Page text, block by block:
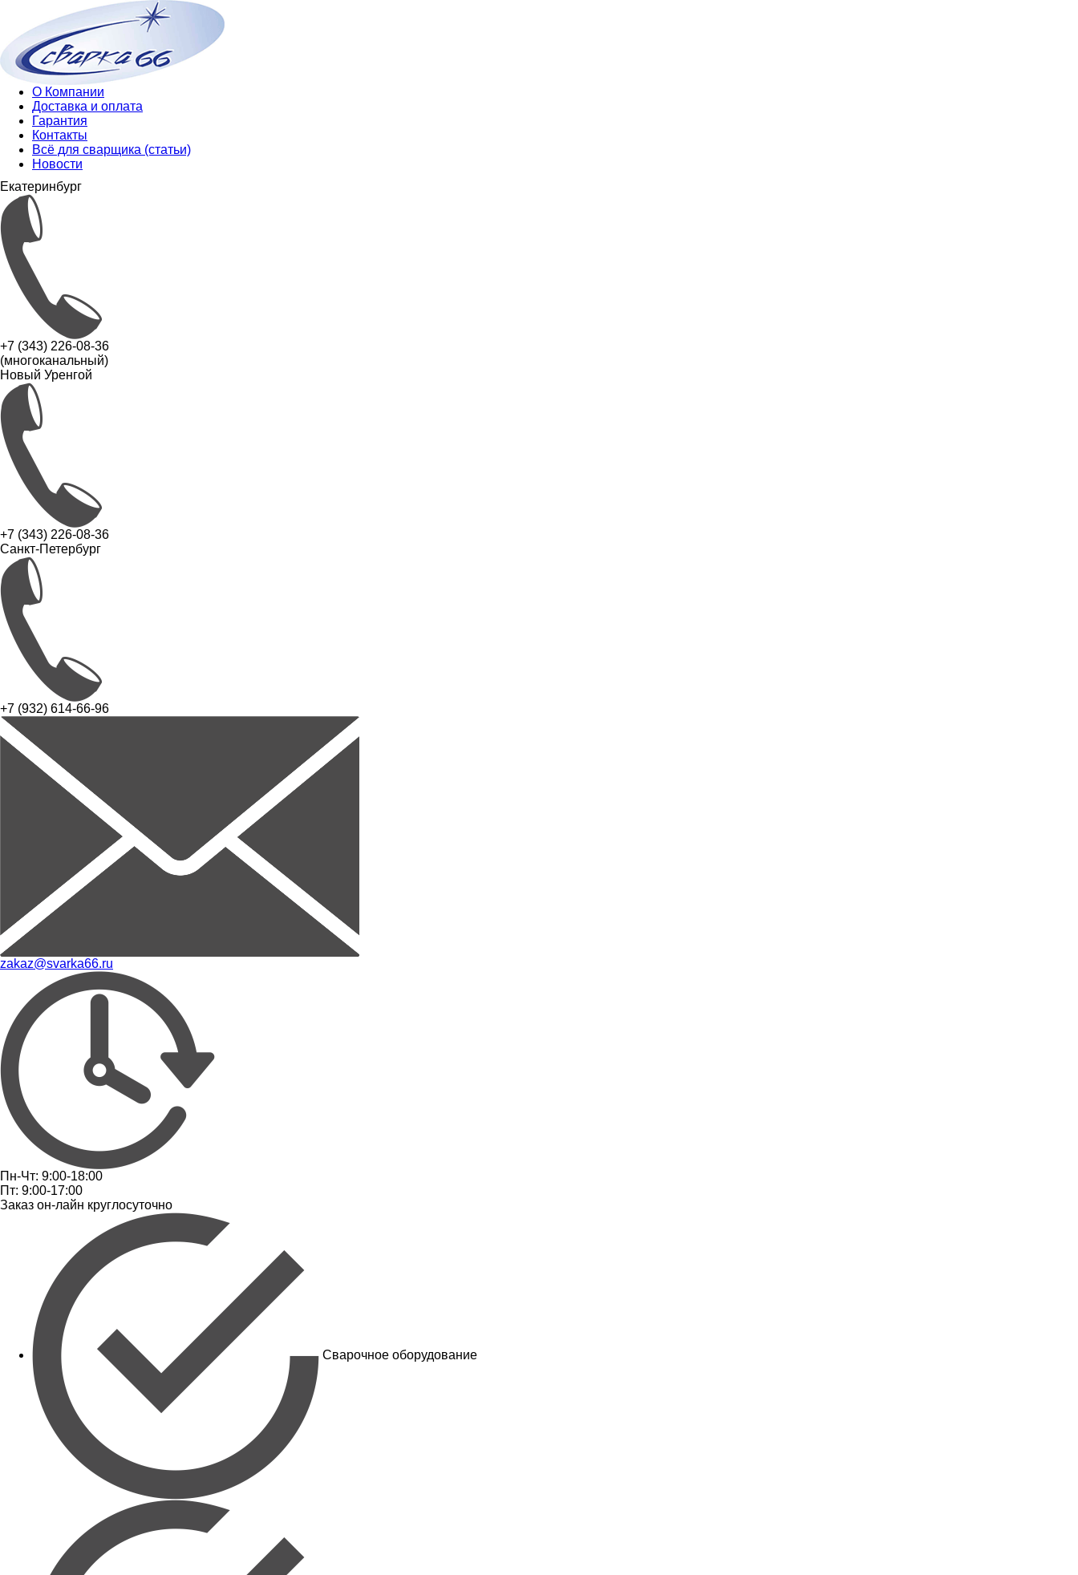
О Компании
Доставка и оплата
Гарантия
Контакты
Всё для сварщика (статьи)
Новости
Екатеринбург
+7 (343) 226-08-36
(многоканальный)
Новый Уренгой
+7 (343) 226-08-36
Санкт-Петербург
+7 (932) 614-66-96
zakaz@svarka66.ru
Пн-Чт: 9:00-18:00
Пт: 9:00-17:00
Заказ он-лайн круглосуточно
Сварочное оборудование